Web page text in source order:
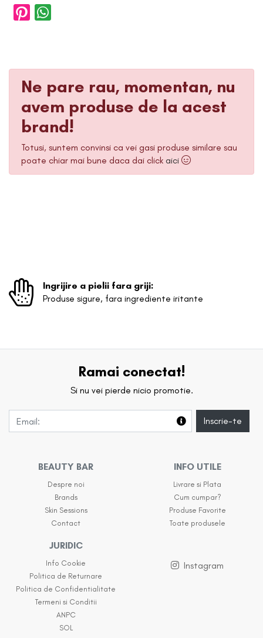
Ne pare rau, momentan, nu
avem produse de la acest
brand!
Totusi, suntem convinsi ca vei gasi produse similare sau
poate chiar mai bune daca dai click aici
Ingrijire a pielii fara griji:
Produse sigure, fara ingrediente iritante
Ramai conectat!
Si nu vei pierde nicio promotie.
Inscrie-te
BEAUTY BAR
Despre noi
Brands
Skin Sessions
Contact
INFO UTILE
Livrare si Plata
Cum cumpar?
Produse Favorite
Toate produsele
JURIDIC
Info Cookie
Politica de Returnare
Politica de Confidentialitate
Termeni si Conditii
ANPC
SOL
Instagram